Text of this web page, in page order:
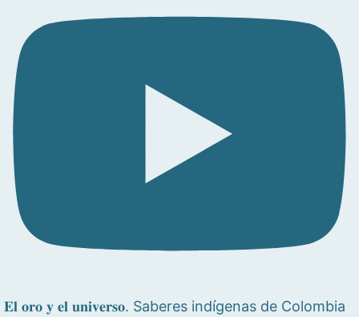
𝐄𝐥 𝐨𝐫𝐨 𝐲 𝐞𝐥 𝐮𝐧𝐢𝐯𝐞𝐫𝐬𝐨. Saberes indígenas de Colombia